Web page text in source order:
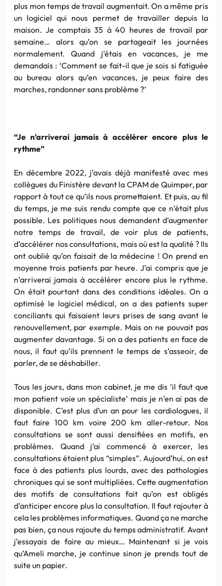
plus mon temps de travail augmentait. On a même pris
un logiciel qui nous permet de travailler depuis la
maison. Je comptais 35 à 40 heures de travail par
semaine… alors qu’on se partageait les journées
normalement. Quand j’étais en vacances, je me
demandais : ‘Comment se fait-il que je sois si fatiguée
au bureau alors qu’en vacances, je peux faire des
marches, randonner sans problème ?’
“Je n’arriverai jamais à accélérer encore plus le
rythme”
En décembre 2022, j’avais déjà manifesté avec mes
collègues du Finistère devant la CPAM de Quimper, par
rapport à tout ce qu’ils nous promettaient. Et puis, au fil
du temps, je me suis rendu compte que ce n’était plus
possible. Les politiques nous demandent d’augmenter
notre temps de travail, de voir plus de patients,
d’accélérer nos consultations, mais où est la qualité ? Ils
ont oublié qu’on faisait de la médecine ! On prend en
moyenne trois patients par heure. J’ai compris que je
n’arriverai jamais à accélérer encore plus le rythme.
On était pourtant dans des conditions idéales. On a
optimisé le logiciel médical, on a des patients super
conciliants qui faisaient leurs prises de sang avant le
renouvellement, par exemple. Mais on ne pouvait pas
augmenter davantage. Si on a des patients en face de
nous, il faut qu’ils prennent le temps de s’asseoir, de
parler, de se déshabiller.
Tous les jours, dans mon cabinet, je me dis ‘il faut que
mon patient voie un spécialiste’ mais je n’en ai pas de
disponible. C’est plus d’un an pour les cardiologues, il
faut faire 100 km voire 200 km aller-retour. Nos
consultations se sont aussi densifiées en motifs, en
problèmes. Quand j’ai commencé à exercer, les
consultations étaient plus “simples”. Aujourd’hui, on est
face à des patients plus lourds, avec des pathologies
chroniques qui se sont multipliées. Cette augmentation
des motifs de consultations fait qu’on est obligés
d’anticiper encore plus la consultation. Il faut rajouter à
cela les problèmes informatiques. Quand ça ne marche
pas bien, ça nous rajoute du temps administratif. Avant
j’essayais de faire au mieux… Maintenant si je vois
qu’Ameli marche, je continue sinon je prends tout de
suite un papier.